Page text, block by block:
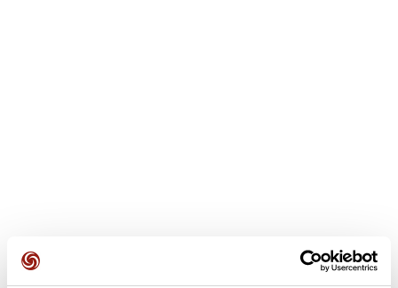
Opiniones de los usuarios